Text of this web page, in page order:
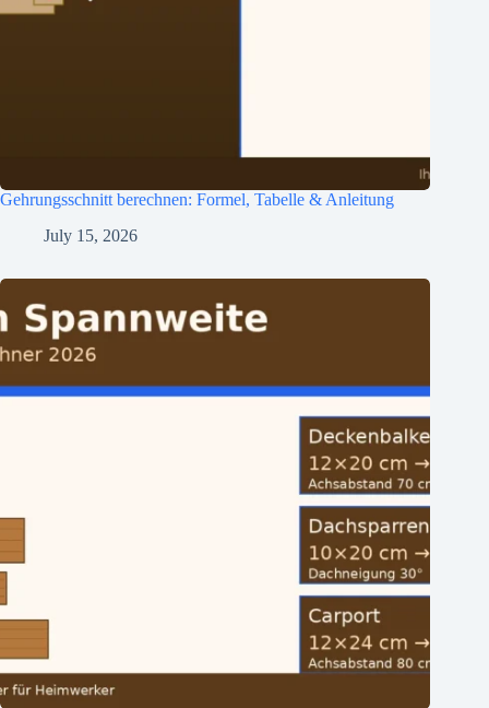
Gehrungsschnitt berechnen: Formel, Tabelle & Anleitung
July 15, 2026